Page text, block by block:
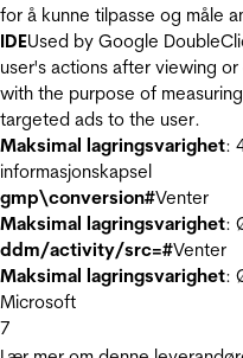
for å kunne tilpasse og måle
IDEUsed by Google
user's actions after viewing
with the purpose of
targeted ads to the user.
Maksimal lagringsvarighet:
informasjonskapsel
gmp\conversion#Venter
Maksimal lagringsvarighet:
ddm/activity/src=#Venter
Maksimal lagringsvarighet:
Microsoft
7